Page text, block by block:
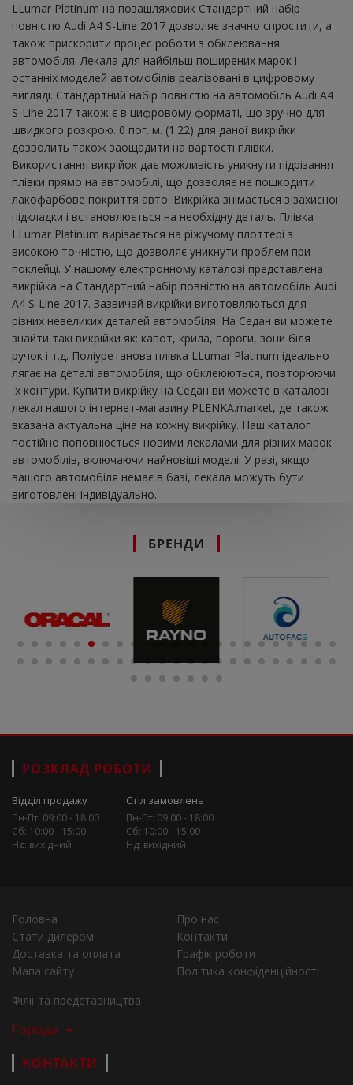
LLumar Platinum на позашляховик Стандартний набір
повністю Audi A4 S-Line 2017 дозволяє значно спростити, а
також прискорити процес роботи з обклеювання
автомобіля. Лекала для найбільш поширених марок і
останніх моделей автомобілів реалізовані в цифровому
вигляді. Стандартний набір повністю на автомобіль Audi A4
S-Line 2017 також є в цифровому форматі, що зручно для
швидкого розкрою. 0 пог. м. (1.22) для даної викрійки
дозволить також заощадити на вартості плівки.
Використання викрійок дає можливість уникнути підрізання
плівки прямо на автомобілі, що дозволяє не пошкодити
лакофарбове покриття авто. Викрійка знімається з захисної
підкладки і встановлюється на необхідну деталь. Плівка
LLumar Platinum вирізається на ріжучому плоттері з
високою точністю, що дозволяє уникнути проблем при
поклейці. У нашому електронному каталозі представлена ​​
викрійка на Стандартний набір повністю на автомобіль Audi
A4 S-Line 2017. Зазвичай викрійки виготовляються для
різних невеликих деталей автомобіля. На Седан ви можете
знайти такі викрійки як: капот, крила, пороги, зони біля
ручок і т.д. Поліуретанова плівка LLumar Platinum ідеально
лягає на деталі автомобіля, що обклеюються, повторюючи
їх контури. Купити викрійку на Седан ви можете в каталозі
лекал нашого інтернет-магазину PLENKA.market, де також
вказана актуальна ціна на кожну викрійку. Наш каталог
постійно поповнюється новими лекалами для різних марок
автомобілів, включаючи найновіші моделі. У разі, якщо
вашого автомобіля немає в базі, лекала можуть бути
виготовлені індивідуально.
БРЕНДИ
РОЗКЛАД РОБОТИ
Відділ продажу
Пн-Пт: 09:00 - 18:00
Сб: 10:00 - 15:00
Нд: вихідний
Стіл замовлень
Пн-Пт: 09:00 - 18:00
Сб: 10:00 - 15:00
Нд: вихідний
Головна
Про нас
Стати дилером
Контакти
Доставка та оплата
Графік роботи
Мапа сайту
Політика конфіденційності
Філії та представництва
Города
КОНТАКТИ